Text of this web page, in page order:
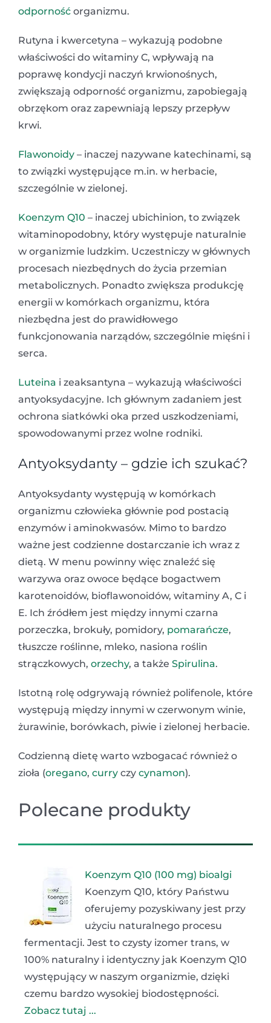
odporność organizmu.
Rutyna i kwercetyna – wykazują podobne
właściwości do witaminy C, wpływają na
poprawę kondycji naczyń krwionośnych,
zwiększają odporność organizmu, zapobiegają
obrzękom oraz zapewniają lepszy przepływ
krwi.
Flawonoidy – inaczej nazywane katechinami, są
to związki występujące m.in. w herbacie,
szczególnie w zielonej.
Koenzym Q10 – inaczej ubichinion, to związek
witaminopodobny, który występuje naturalnie
w organizmie ludzkim. Uczestniczy w głównych
procesach niezbędnych do życia przemian
metabolicznych. Ponadto zwiększa produkcję
energii w komórkach organizmu, która
niezbędna jest do prawidłowego
funkcjonowania narządów, szczególnie mięśni i
serca.
Luteina i zeaksantyna – wykazują właściwości
antyoksydacyjne. Ich głównym zadaniem jest
ochrona siatkówki oka przed uszkodzeniami,
spowodowanymi przez wolne rodniki.
Antyoksydanty – gdzie ich szukać?
Antyoksydanty występują w komórkach
organizmu człowieka głównie pod postacią
enzymów i aminokwasów. Mimo to bardzo
ważne jest codzienne dostarczanie ich wraz z
dietą. W menu powinny więc znaleźć się
warzywa oraz owoce będące bogactwem
karotenoidów, bioflawonoidów, witaminy A, C i
E. Ich źródłem jest między innymi czarna
porzeczka, brokuły, pomidory, pomarańcze,
tłuszcze roślinne, mleko, nasiona roślin
strączkowych, orzechy, a także Spirulina.
Istotną rolę odgrywają również polifenole, które
występują między innymi w czerwonym winie,
żurawinie, borówkach, piwie i zielonej herbacie.
Codzienną dietę warto wzbogacać również o
zioła (oregano, curry czy cynamon).
Polecane produkty
Koenzym Q10 (100 mg) bioalgi
Koenzym Q10, który Państwu
oferujemy pozyskiwany jest przy
użyciu naturalnego procesu
fermentacji. Jest to czysty izomer trans, w
100% naturalny i identyczny jak Koenzym Q10
występujący w naszym organizmie, dzięki
czemu bardzo wysokiej biodostępności.
Zobacz tutaj ...